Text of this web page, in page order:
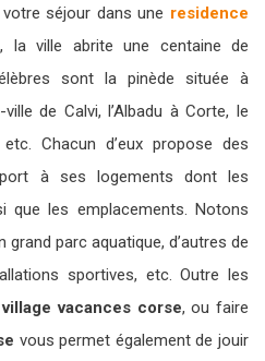
séjour dans une residence
la ville abrite une centaine de
sont la pinède située à
de Calvi, l’Albadu à Corte, le
Chacun d’eux propose des
à ses logements dont les
que les emplacements. Notons
parc aquatique, d’autres de
sportives, etc. Outre les
village vacances corse, ou faire
vous permet également de jouir